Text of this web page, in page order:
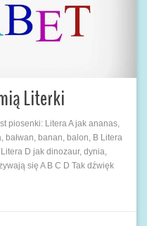
Literki
piosenki: Litera A jak ananas,
bałwan, banan, balon, B Litera
D jak dinozaur, dynia,
się A B C D Tak dźwięk